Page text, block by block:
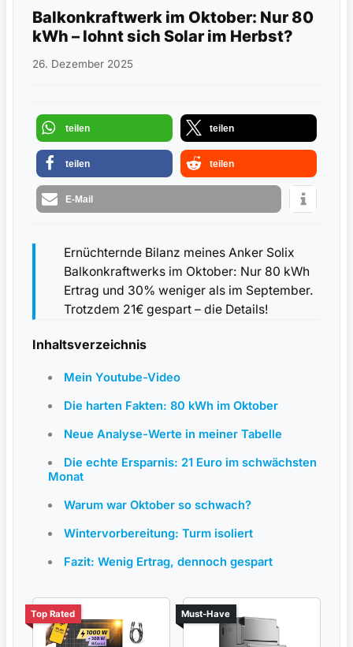
Balkonkraftwerk im Oktober: Nur 80
kWh – lohnt sich Solar im Herbst?
26. Dezember 2025
teilen teilen
teilen teilen
E-Mail
Ernüchternde Bilanz meines Anker Solix
Balkonkraftwerks im Oktober: Nur 80 kWh
Ertrag und 30% weniger als im September.
Trotzdem 21€ gespart – die Details!
Inhaltsverzeichnis
Mein Youtube-Video
Die harten Fakten: 80 kWh im Oktober
Neue Analyse-Werte in meiner Tabelle
Die echte Ersparnis: 21 Euro im schwächsten
Monat
Warum war Oktober so schwach?
Wintervorbereitung: Turm isoliert
Fazit: Wenig Ertrag, dennoch gespart
Top Rated Must-Have